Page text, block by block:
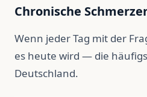
Chronische
Wenn jeder Tag mit der
es heute wird — die
Deutschland.